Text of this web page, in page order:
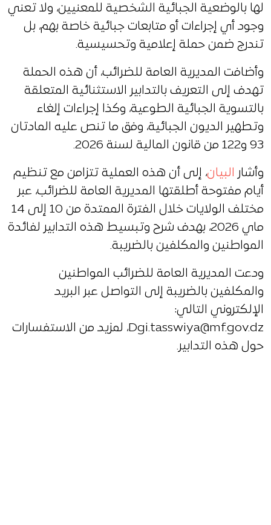
لها بالوضعية الجبائية الشخصية للمعنيين، ولا تعني
وجود أي إجراءات أو متابعات جبائية خاصة بهم، بل
تندرج ضمن حملة إعلامية وتحسيسية.
وأضافت المديرية العامة للضرائب، أن هذه الحملة
تهدف إلى التعريف بالتدابير الاستثنائية المتعلقة
بالتسوية الجبائية الطوعية، وكذا إجراءات إلغاء
وتطهير الديون الجبائية، وفق ما تنص عليه المادتان
93 و122 من قانون المالية لسنة 2026.
وأشار البيان، إلى أن هذه العملية تتزامن مع تنظيم
أيام مفتوحة أطلقتها المديرية العامة للضرائب، عبر
مختلف الولايات خلال الفترة الممتدة من 10 إلى 14
ماي 2026، بهدف شرح وتبسيط هذه التدابير لفائدة
المواطنين والمكلفين بالضريبة.
ودعت المديرية العامة للضرائب المواطنين
والمكلفين بالضريبة إلى التواصل عبر البريد
الإلكتروني التالي:
Dgi.tasswiya@mf.gov.dz، لمزيد من الاستفسارات
حول هذه التدابير.